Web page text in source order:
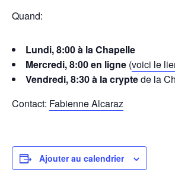
Quand:
Lundi, 8:00 à la Chapelle
Mercredi, 8:00 en ligne (voici le
Vendredi, 8:30 à la cryptede la
Contact: Fabienne Alcaraz
Ajouter au calendrier